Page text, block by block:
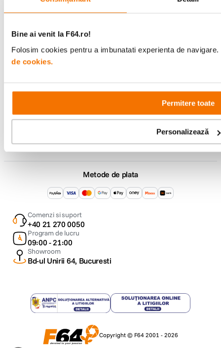
Bine ai venit la F64.ro!
Folosim cookies pentru a imbunatati experienta de
de cookies.
Permitere toate
Personalizează
Suport
Service si garantii
F64 Studio
Urmareste-ne
Metode de plata
Comenzi si suport
+40 21 270 0050
Program de lucru
09:00 - 21:00
Showroom
Bd-ul Unirii 64, Bucuresti
Copyright © F64 2001 - 2026